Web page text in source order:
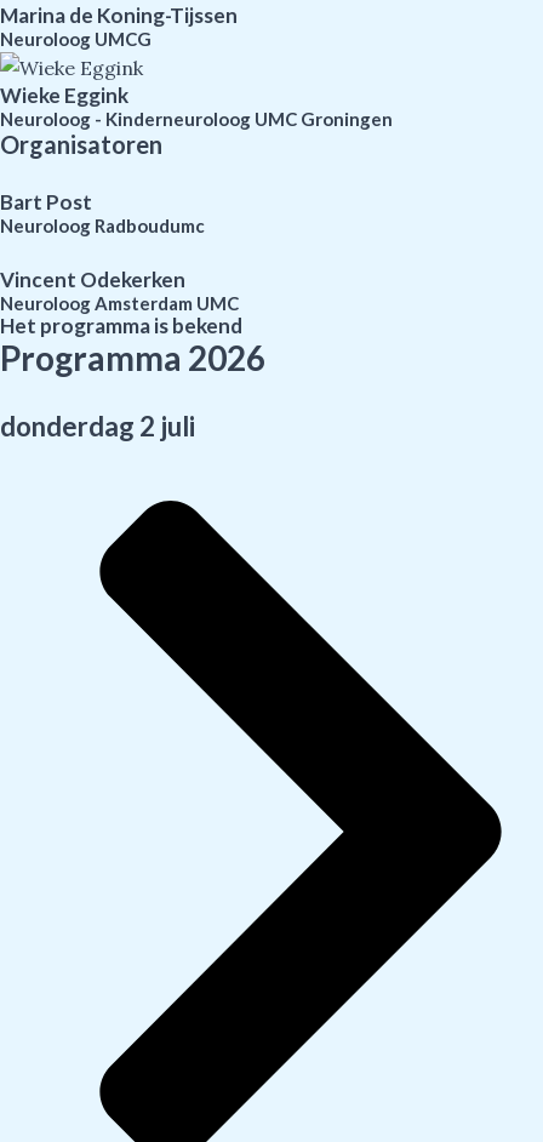
Marina de Koning-Tijssen
Neuroloog UMCG
Wieke Eggink
Neuroloog - Kinderneuroloog UMC Groningen
Organisatoren
Bart Post
Neuroloog Radboudumc
Vincent Odekerken
Neuroloog Amsterdam UMC
Het programma is bekend
Programma 2026
donderdag 2 juli